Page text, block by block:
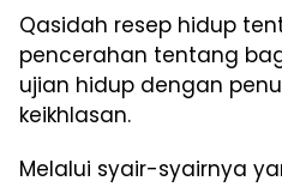
Qasidah resep hidup
pencerahan tentang
ujian hidup dengan
keikhlasan.
Melalui syair-syairnya